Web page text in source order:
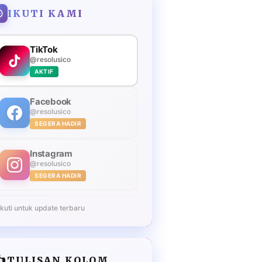
IKUTI KAMI
TikTok
@resolusico
AKTIF
Facebook
@resolusico
SEGERA HADIR
Instagram
@resolusico
SEGERA HADIR
untuk update terbaru